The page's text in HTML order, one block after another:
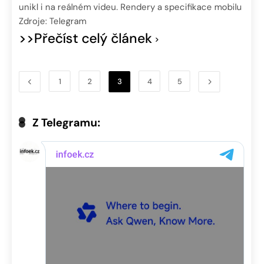
unikl i na reálném videu. Rendery a specifikace mobilu
Zdroje: Telegram
>>Přečíst celý článek
1 2 3 4 5
Z Telegramu: